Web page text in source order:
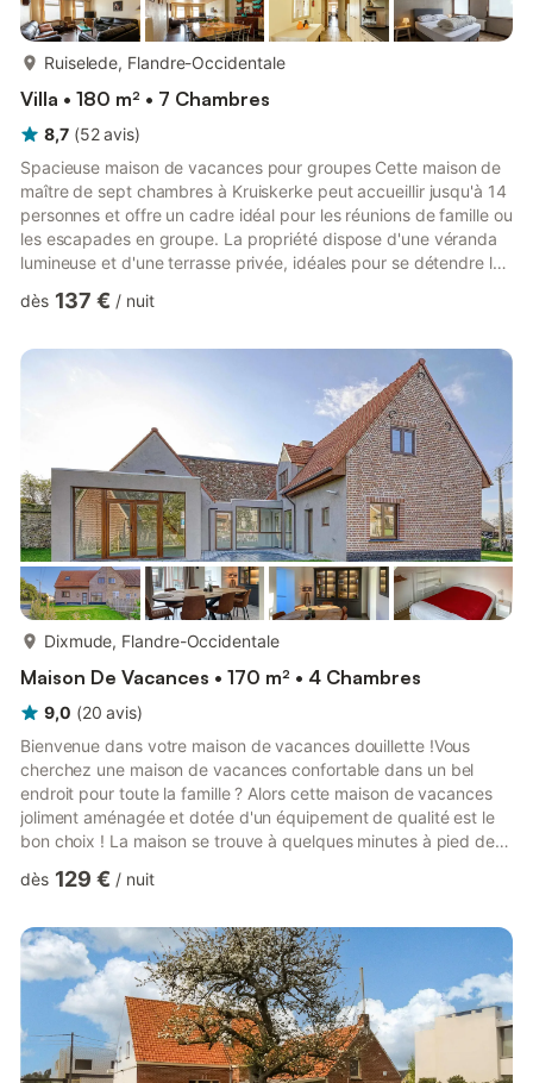
Ruiselede, Flandre-Occidentale
Villa • 180 m² • 7 Chambres
8,7 (52 avis)
Spacieuse maison de vacances pour groupes Cette maison de
maître de sept chambres à Kruiskerke peut accueillir jusqu'à 14
personnes et offre un cadre idéal pour les réunions de famille ou
les escapades en groupe. La propriété dispose d'une véranda
lumineuse et d'une terrasse privée, idéales pour se détendre le
brunchs en plein air ou pour lire tranquillement au grand air. La
garantissent un confort optimal tout au long de votre séjour.
dès 137 € / nuit
Dixmude, Flandre-Occidentale
Maison De Vacances • 170 m² • 4 Chambres
9,0 (20 avis)
Bienvenue dans votre maison de vacances douillette !Vous
cherchez une maison de vacances confortable dans un bel
endroit pour toute la famille ? Alors cette maison de vacances
joliment aménagée et dotée d'un équipement de qualité est le
bon choix ! La maison se trouve à quelques minutes à pied de
magasins, bars et restaurants. La salle de séjour accueillante
bonne vue sur le jardin à l'intérieur. Le jardin est équipé d'une
terrasse ouverte, d'un barbecue, de meubles de jardin ...
dès 129 € / nuit